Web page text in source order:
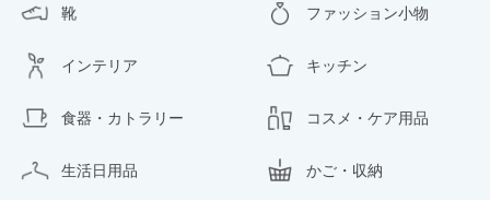
靴 ファッション小物
インテリア キッチン
食器・カトラリー コスメ・ケア用品
生活日用品 かご・収納